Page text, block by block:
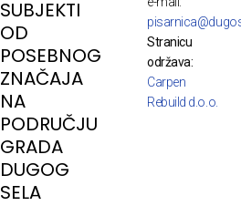
SUBJEKTI
OD
POSEBNOG
ZNAČAJA
NA
PODRUČJU
GRADA
DUGOG
SELA
Stranicu
održava:
Carpen
Rebuild d.o.o.